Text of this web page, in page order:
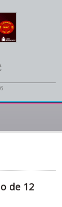
de 12